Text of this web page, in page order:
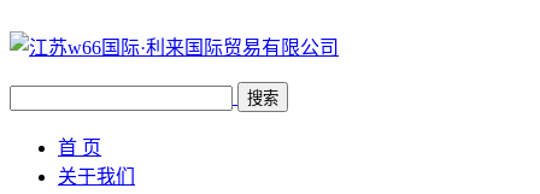
搜索
首 页
关于我们